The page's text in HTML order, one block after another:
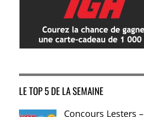
LE TOP 5 DE LA SEMAINE
Concours Lesters –